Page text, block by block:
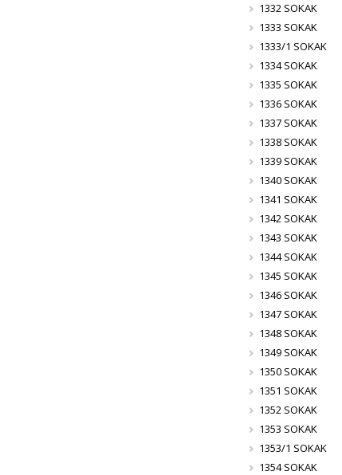
1332 SOKAK
1333 SOKAK
1333/1 SOKAK
1334 SOKAK
1335 SOKAK
1336 SOKAK
1337 SOKAK
1338 SOKAK
1339 SOKAK
1340 SOKAK
1341 SOKAK
1342 SOKAK
1343 SOKAK
1344 SOKAK
1345 SOKAK
1346 SOKAK
1347 SOKAK
1348 SOKAK
1349 SOKAK
1350 SOKAK
1351 SOKAK
1352 SOKAK
1353 SOKAK
1353/1 SOKAK
1354 SOKAK